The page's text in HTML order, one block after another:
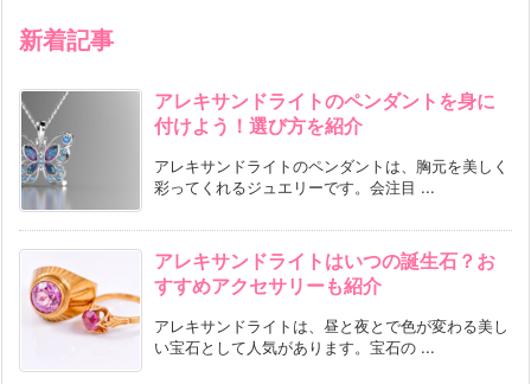
新着記事
アレキサンドライトのペンダントを身に
付けよう！選び方を紹介
アレキサンドライトのペンダントは、胸元を美しく
彩ってくれるジュエリーです。会注目 ...
アレキサンドライトはいつの誕生石？お
すすめアクセサリーも紹介
アレキサンドライトは、昼と夜とで色が変わる美し
い宝石として人気があります。宝石の ...